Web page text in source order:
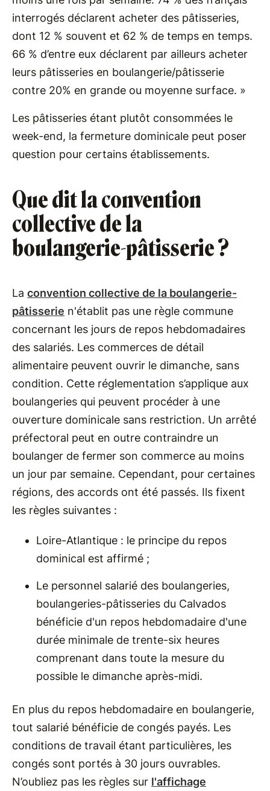
interrogés déclarent acheter des pâtisseries,
dont 12 % souvent et 62 % de temps en temps.
66 % d’entre eux déclarent par ailleurs acheter
leurs pâtisseries en boulangerie/pâtisserie
contre 20% en grande ou moyenne surface. »
Les pâtisseries étant plutôt consommées le
week-end, la fermeture dominicale peut poser
question pour certains établissements.
Que dit la convention
collective de la
boulangerie-pâtisserie ?
La convention collective de la boulangerie-
pâtisserie n'établit pas une règle commune
concernant les jours de repos hebdomadaires
des salariés. Les commerces de détail
alimentaire peuvent ouvrir le dimanche, sans
condition. Cette réglementation s’applique aux
boulangeries qui peuvent procéder à une
ouverture dominicale sans restriction. Un arrêté
préfectoral peut en outre contraindre un
boulanger de fermer son commerce au moins
un jour par semaine. Cependant, pour certaines
régions, des accords ont été passés. Ils fixent
les règles suivantes :
Loire-Atlantique : le principe du repos
dominical est affirmé ;
Le personnel salarié des boulangeries,
boulangeries-pâtisseries du Calvados
bénéficie d'un repos hebdomadaire d'une
durée minimale de trente-six heures
comprenant dans toute la mesure du
possible le dimanche après-midi.
En plus du repos hebdomadaire en boulangerie,
tout salarié bénéficie de congés payés. Les
conditions de travail étant particulières, les
congés sont portés à 30 jours ouvrables.
N’oubliez pas les règles sur l'affichage